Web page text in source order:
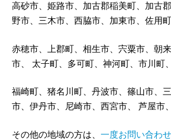
高砂市、姫路市、加古郡稲美町、加古
野市、三木市、西脇市、加東市、佐用町
赤穂市、上郡町、相生市、宍粟市、朝
市、 太子町、多可町、神河町、市川町、
福崎町、猪名川町、丹波市、篠山市、
市、伊丹市、尼崎市、西宮市、 芦屋市、
その他の地域の方は、 一度お問い合わ